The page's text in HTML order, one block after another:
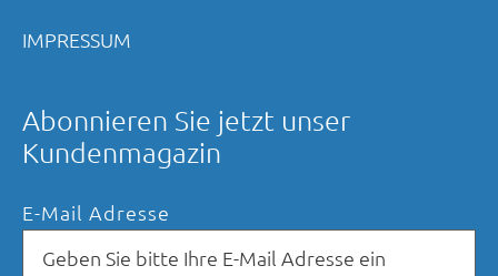
IMPRESSUM
Abonnieren Sie jetzt unser
Kundenmagazin
E-Mail Adresse